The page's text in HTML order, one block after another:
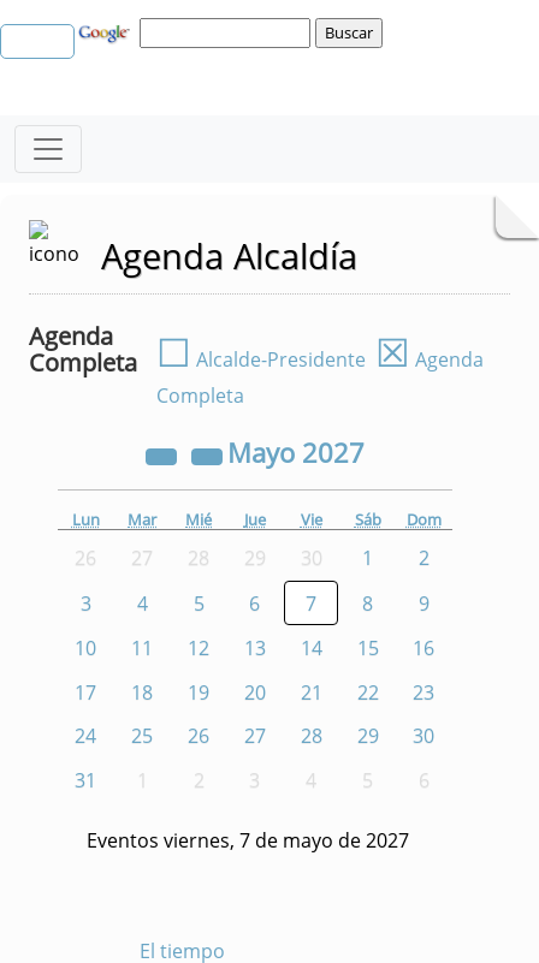
Agenda Alcaldía
Agenda
Completa
☐ Alcalde-Presidente ☒ Agenda
Completa
Mayo 2027
Lun Mar Mié Jue Vie Sáb Dom
26 27 28 29 30 1
2
3
4 5 6 7 8
9
10
11 12 13 14 15
16
17
18 19 20 21 22
23
24
25 26 27 28 29
30
31
1 2 3 4 5 6
Eventos viernes, 7 de mayo de 2027
El tiempo